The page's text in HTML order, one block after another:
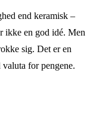
end keramisk –
ikke en god idé. Men
sig. Det er en
for pengene.